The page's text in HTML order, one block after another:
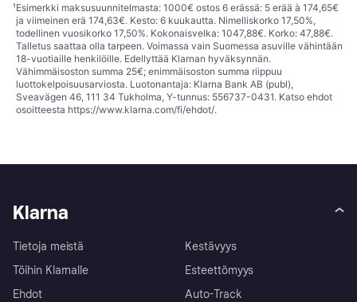
¹Esimerkki maksusuunnitelmasta: 1000€ ostos 6 erässä: 5 erää à 174,65€
ja viimeinen erä 174,63€. Kesto: 6 kuukautta. Nimelliskorko 17,50%,
todellinen vuosikorko 17,50%. Kokonaisvelka: 1047,88€. Korko: 47,88€.
Talletus saattaa olla tarpeen. Voimassa vain Suomessa asuville vähintään
18-vuotiaille henkilöille. Edellyttää Klarnan hyväksynnän.
Vähimmäisoston summa 25€; enimmäisoston summa riippuu
luottokelpoisuusarviosta. Luotonantaja: Klarna Bank AB (publ),
Sveavägen 46, 111 34 Tukholma, Y-tunnus: 556737-0431. Katso ehdot
osoitteesta https://www.klarna.com/fi/ehdot/.
Klarna
Tietoja meistä
Töihin Klarnalle
Ehdot
Kestävyys
Esteettömyys
Auto-Track